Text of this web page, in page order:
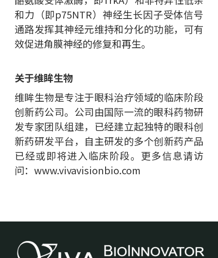
和力（即p75NTR）神经生长因子受体信号
通路发挥其神经元维持和分化的功能，可有
效促进角膜神经的修复和再生。
关于维眸生物
维眸生物是专注于眼科治疗领域的临床阶段
创新药公司。公司由国际一流的眼科药物研
发专家团队组建，已经建立起独特的眼科创
新药研发平台，自主研发的多个创新药产品
已经或即将进入临床阶段。更多信息请访
问：www.vivavisionbio.com